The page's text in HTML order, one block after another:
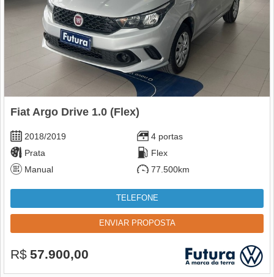
Fiat Argo Drive 1.0 (Flex)
2018/2019
4 portas
Prata
Flex
Manual
77.500km
TELEFONE
ENVIAR PROPOSTA
R$ 57.900,00